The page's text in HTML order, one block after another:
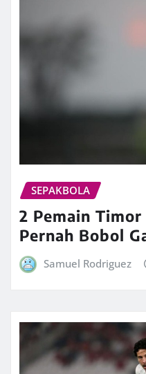
SEPAKBOLA
2 Pemain
Pernah Bobol
Samuel Rodriguez